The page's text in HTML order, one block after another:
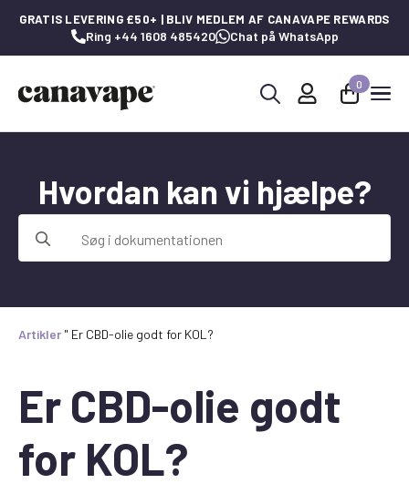
GRATIS LEVERING £50+ | BLIV MEDLEM AF CANAVAPE REWARDS
Ring +44 1608 485420 Chat på WhatsApp
0
Hvordan kan vi hjælpe?
efter:
Artikler " Er CBD-olie godt for KOL?
Er CBD-olie godt
for KOL?